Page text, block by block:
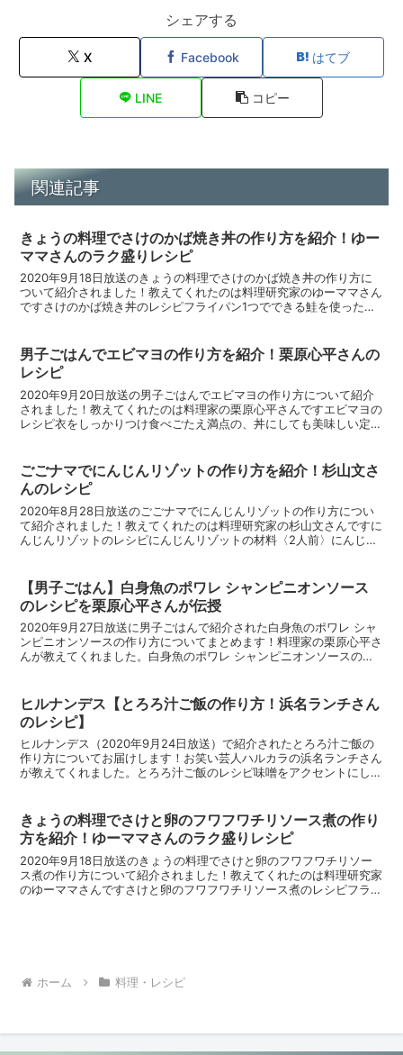
シェアする
X Facebook はてブ
LINE コピー
関連記事
きょうの料理でさけのかば焼き丼の作り方を紹介！ゆー
ママさんのラク盛りレシピ
2020年9月18日放送のきょうの料理でさけのかば焼き丼の作り方に
ついて紹介されました！教えてくれたのは料理研究家のゆーママさん
ですさけのかば焼き丼のレシピフライパン1つでできる鮭を使った簡
男子ごはんでエビマヨの作り方を紹介！栗原心平さんの
レシピ
2020年9月20日放送の男子ごはんでエビマヨの作り方について紹介
されました！教えてくれたのは料理家の栗原心平さんですエビマヨの
レシピ衣をしっかりつけ食べごたえ満点の、丼にしても美味しい定番
ごごナマでにんじんリゾットの作り方を紹介！杉山文さ
んのレシピ
2020年8月28日放送のごごナマでにんじんリゾットの作り方につい
て紹介されました！教えてくれたのは料理研究家の杉山文さんですに
んじんリゾットのレシピにんじんリゾットの材料〈2人前〉にんじ
【男子ごはん】白身魚のポワレ シャンピニオンソース
のレシピを栗原心平さんが伝授
2020年9月27日放送に男子ごはんで紹介された白身魚のポワレ シャ
ンピニオンソースの作り方についてまとめます！料理家の栗原心平さ
んが教えてくれました。白身魚のポワレ シャンピニオンソースのレ
ヒルナンデス【とろろ汁ご飯の作り方！浜名ランチさん
のレシピ】
ヒルナンデス（2020年9月24日放送）で紹介されたとろろ汁ご飯の
作り方についてお届けします！お笑い芸人ハルカラの浜名ランチさん
が教えてくれました。とろろ汁ご飯のレシピ味噌をアクセントにした
きょうの料理でさけと卵のフワフワチリソース煮の作り
方を紹介！ゆーママさんのラク盛りレシピ
2020年9月18日放送のきょうの料理でさけと卵のフワフワチリソー
ス煮の作り方について紹介されました！教えてくれたのは料理研究家
のゆーママさんですさけと卵のフワフワチリソース煮のレシピフライ
ホーム 料理・レシピ